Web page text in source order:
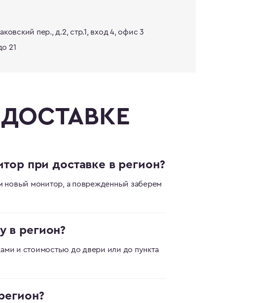
пер., д.2, стр.1, вход 4, офис 3
21
при доставке в регион?
новый монитор, а поврежденный заберем
в регион?
и стоимостью до двери или до пункта